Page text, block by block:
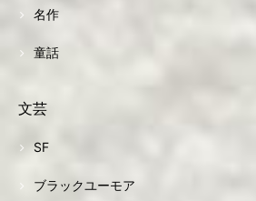
名作
童話
文芸
SF
ブラックユーモア